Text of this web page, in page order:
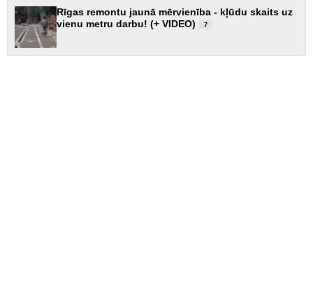
Rīgas remontu jaunā mērvienība - kļūdu skaits uz
vienu metru darbu! (+ VIDEO)
7